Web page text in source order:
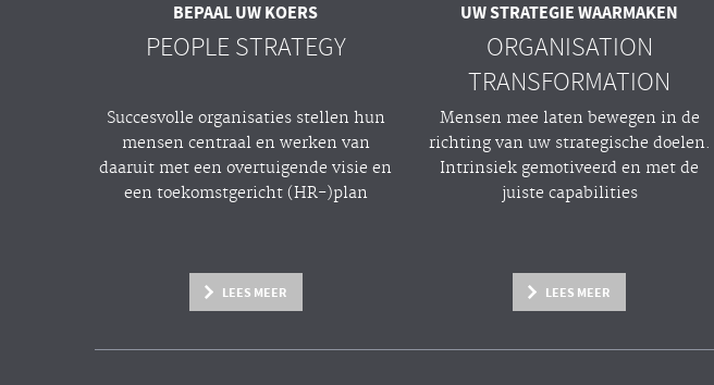
BEPAAL UW KOERS
PEOPLE STRATEGY
Succesvolle organisaties stellen hun
mensen centraal en werken van
daaruit met een overtuigende visie en
een toekomstgericht (HR-)plan
LEES MEER
UW STRATEGIE WAARMAKEN
ORGANISATION
TRANSFORMATION
Mensen mee laten bewegen in de
richting van uw strategische doelen.
Intrinsiek gemotiveerd en met de
juiste capabilities
LEES MEER